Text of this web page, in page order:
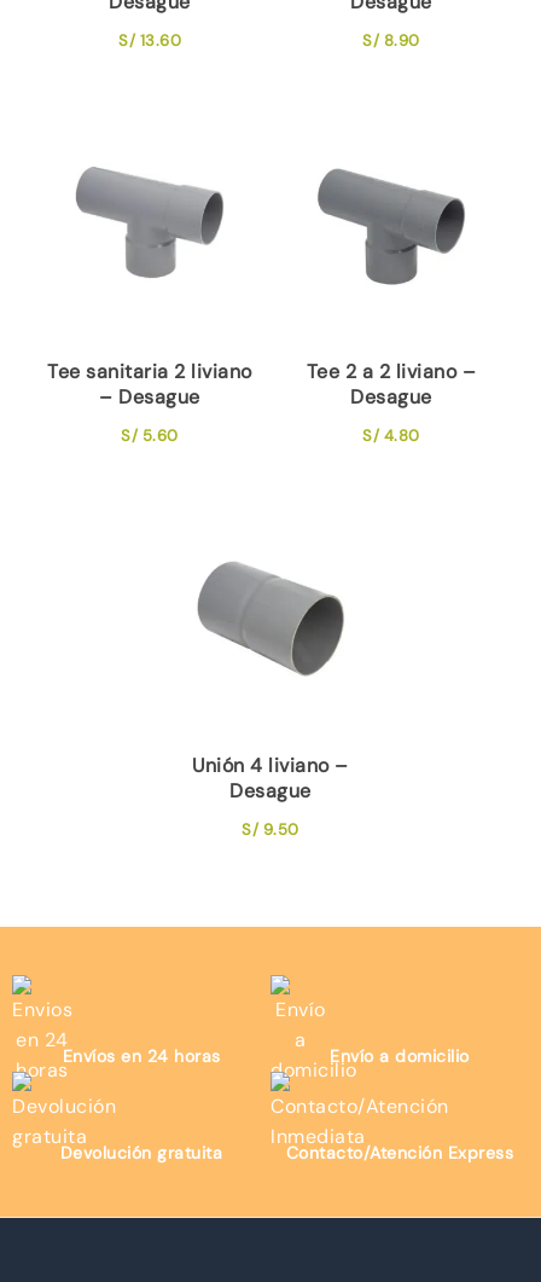
S/13.60 S/8.90
Tee sanitaria 2 liviano
– Desague
S/5.60
Tee 2 a 2 liviano –
Desague
S/4.80
Unión 4 liviano –
Desague
S/ 9.50
Envíos en 24 horas Envío a domicilio
Devolución gratuita Contacto/Atención Express